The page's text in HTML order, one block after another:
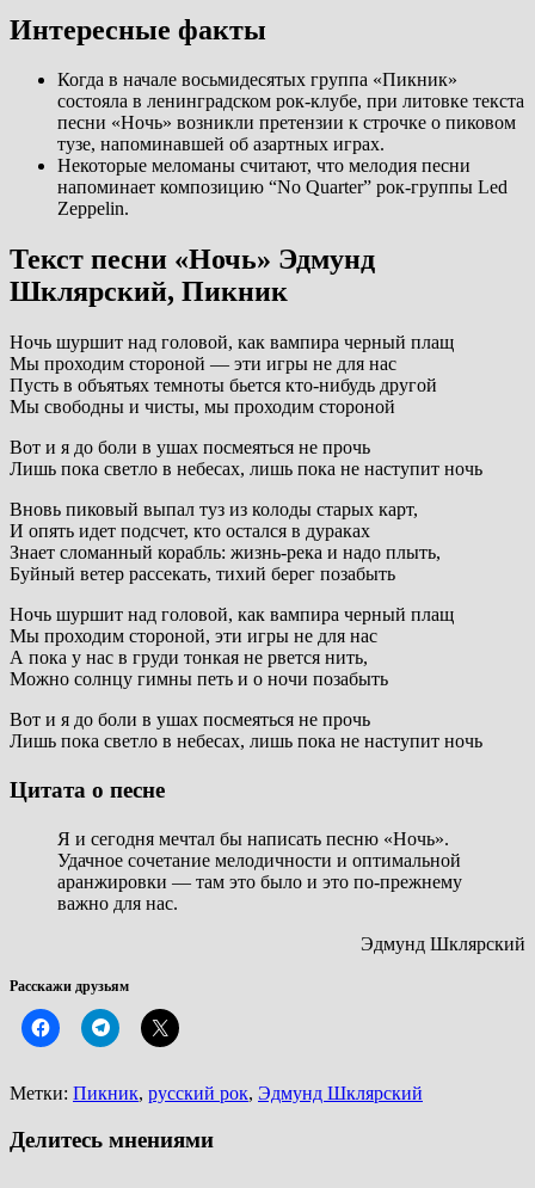
Интересные факты
Когда в начале восьмидесятых группа «Пикник»
состояла в ленинградском рок-клубе, при литовке текста
песни «Ночь» возникли претензии к строчке о пиковом
тузе, напоминавшей об азартных играх.
Некоторые меломаны считают, что мелодия песни
напоминает композицию “No Quarter” рок-группы Led
Zeppelin.
Текст песни «Ночь» Эдмунд
Шклярский, Пикник
Ночь шуршит над головой, как вампира черный плащ
Мы проходим стороной — эти игры не для нас
Пусть в объятьях темноты бьется кто-нибудь другой
Мы свободны и чисты, мы проходим стороной
Вот и я до боли в ушах посмеяться не прочь
Лишь пока светло в небесах, лишь пока не наступит ночь
Вновь пиковый выпал туз из колоды старых карт,
И опять идет подсчет, кто остался в дураках
Знает сломанный корабль: жизнь-река и надо плыть,
Буйный ветер рассекать, тихий берег позабыть
Ночь шуршит над головой, как вампира черный плащ
Мы проходим стороной, эти игры не для нас
А пока у нас в груди тонкая не рвется нить,
Можно солнцу гимны петь и о ночи позабыть
Вот и я до боли в ушах посмеяться не прочь
Лишь пока светло в небесах, лишь пока не наступит ночь
Цитата о песне
Я и сегодня мечтал бы написать песню «Ночь».
Удачное сочетание мелодичности и оптимальной
аранжировки — там это было и это по-прежнему
важно для нас.
Эдмунд Шклярский
Расскажи друзьям
Метки: Пикник, русский рок, Эдмунд Шклярский
Делитесь мнениями